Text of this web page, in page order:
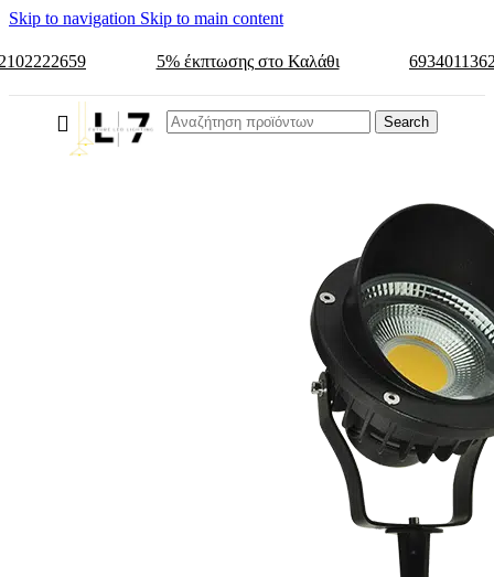
Skip to navigation Skip to main content
5% έκπτωσης στο Καλάθι
Search